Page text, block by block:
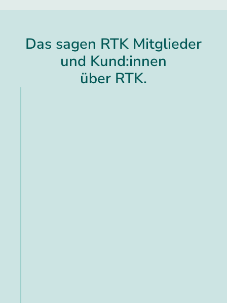
Das sagen RTK Mitglieder
und Kund:innen
über RTK.